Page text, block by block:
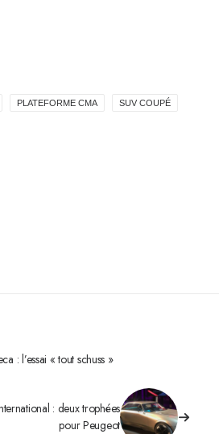
PLATEFORME CMA SUV COUPÉ
: l’essai « tout schuss »
: deux trophées
pour Peugeot